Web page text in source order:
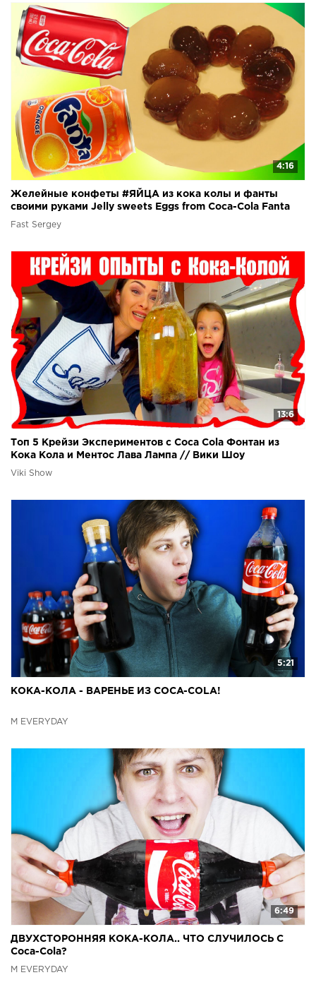
4:16
Желейные конфеты #ЯЙЦА из кока колы и фанты
своими руками Jelly sweets Eggs from Coca-Cola Fanta
Fast Sergey
13:6
Топ 5 Крейзи Экспериментов с Coca Cola Фонтан из
Кока Кола и Ментос Лава Лампа // Вики Шоу
Viki Show
5:21
КОКА-КОЛА - ВАРЕНЬЕ ИЗ COCA-COLA!
M EVERYDAY
6:49
ДВУХСТОРОННЯЯ КОКА-КОЛА.. ЧТО СЛУЧИЛОСЬ C
Coca-Cola?
M EVERYDAY